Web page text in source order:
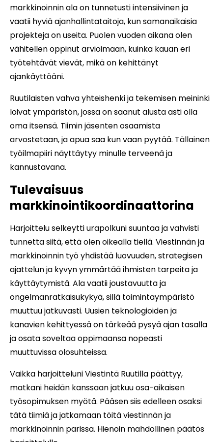
markkinoinnin ala on tunnetusti intensiivinen ja
vaatii hyviä ajanhallintataitoja, kun samanaikaisia
projekteja on useita. Puolen vuoden aikana olen
vähitellen oppinut arvioimaan, kuinka kauan eri
työtehtävät vievät, mikä on kehittänyt
ajankäyttöäni.
Ruutilaisten vahva yhteishenki ja tekemisen meininki
loivat ympäristön, jossa on saanut alusta asti olla
oma itsensä. Tiimin jäsenten osaamista
arvostetaan, ja apua saa kun vaan pyytää. Tällainen
työilmapiiri näyttäytyy minulle terveenä ja
kannustavana.
Tulevaisuus
markkinointikoordinaattorina
Harjoittelu selkeytti urapolkuni suuntaa ja vahvisti
tunnetta siitä, että olen oikealla tiellä. Viestinnän ja
markkinoinnin työ yhdistää luovuuden, strategisen
ajattelun ja kyvyn ymmärtää ihmisten tarpeita ja
käyttäytymistä. Ala vaatii joustavuutta ja
ongelmanratkaisukykyä, sillä toimintaympäristö
muuttuu jatkuvasti. Uusien teknologioiden ja
kanavien kehittyessä on tärkeää pysyä ajan tasalla
ja osata soveltaa oppimaansa nopeasti
muuttuvissa olosuhteissa.
Vaikka harjoitteluni Viestintä Ruutilla päättyy,
matkani heidän kanssaan jatkuu osa-aikaisen
työsopimuksen myötä. Pääsen siis edelleen osaksi
tätä tiimiä ja jatkamaan töitä viestinnän ja
markkinoinnin parissa. Hienoin mahdollinen päätös